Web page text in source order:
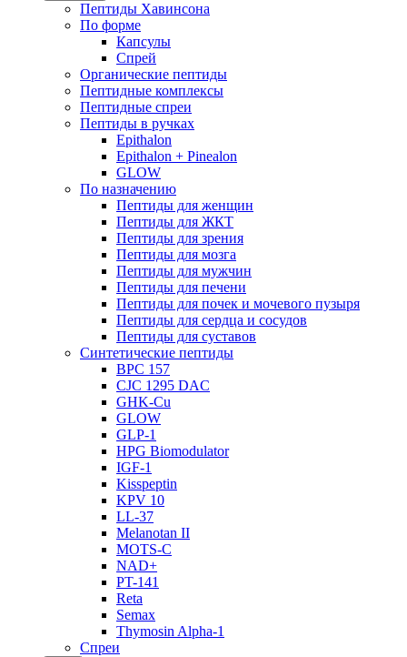
Пептиды Хавинсона
По форме
Капсулы
Спрей
Органические пептиды
Пептидные комплексы
Пептидные спреи
Пептиды в ручках
Epithalon
Epithalon + Pinealon
GLOW
По назначению
Пептиды для женщин
Пептиды для ЖКТ
Пептиды для зрения
Пептиды для мозга
Пептиды для мужчин
Пептиды для печени
Пептиды для почек и мочевого пузыря
Пептиды для сердца и сосудов
Пептиды для суставов
Синтетические пептиды
BPC 157
CJC 1295 DAC
GHK-Cu
GLOW
GLP-1
HPG Biomodulator
IGF-1
Kisspeptin
KPV 10
LL-37
Melanotan II
MOTS-C
NAD+
PT-141
Reta
Semax
Thymosin Alpha-1
Спреи